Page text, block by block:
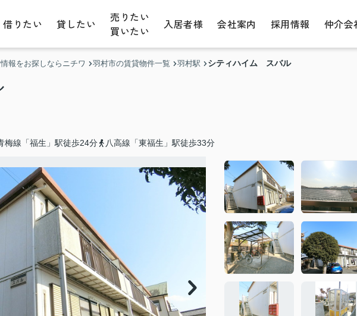
借りたい 貸したい
売りたい
買いたい
入居者様 会社案内 採用情報 仲介会
報をお探しならニチワ 羽村市の賃貸物件一覧 羽村駅 シティハイム スバル
梅線「福生」駅徒歩24分 八高線「東福生」駅徒歩33分